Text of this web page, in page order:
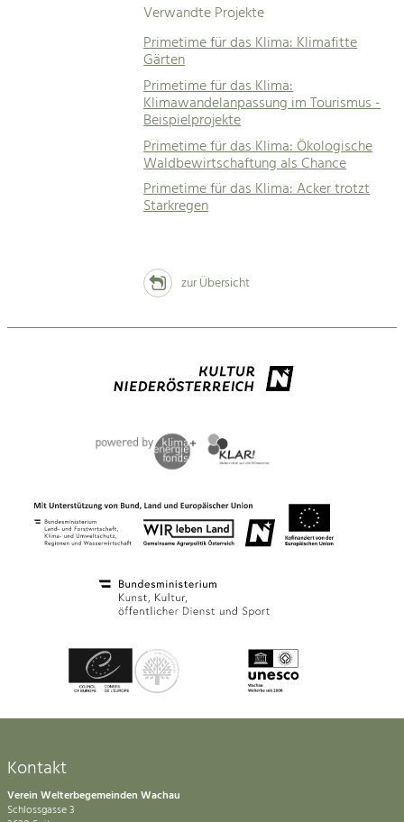
Verwandte Projekte
Primetime für das Klima: Klimafitte
Gärten
Primetime für das Klima:
Klimawandelanpassung im Tourismus -
Beispielprojekte
Primetime für das Klima: Ökologische
Waldbewirtschaftung als Chance
Primetime für das Klima: Acker trotzt
Starkregen
zur Übersicht
Kontakt
Verein Welterbegemeinden Wachau
Schlossgasse 3